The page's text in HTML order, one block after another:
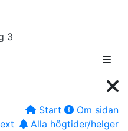
3
Start
Om sidan
Alla högtider/helger